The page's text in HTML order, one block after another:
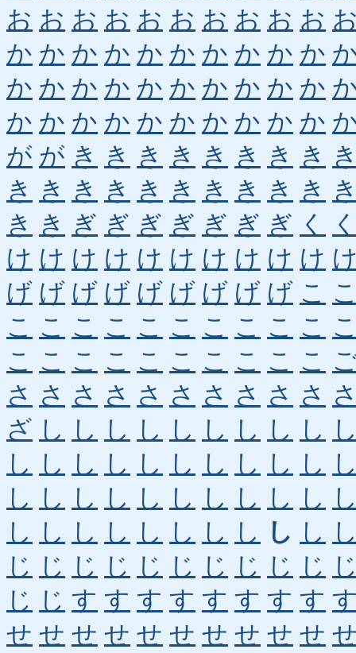
お お お お お お お お お お
か か か か か か か か か か
か か か か か か か か か か
か か か か か か か か か か
が が き き き き き き き き
き き き き き き き き き き
き き ぎ ぎ ぎ ぎ ぎ ぎ ぎ く
け け け け け け け け け け
げ げ げ げ げ げ げ げ げ こ
こ こ こ こ こ こ こ こ こ こ
こ こ こ こ こ こ こ こ こ こ
さ さ さ さ さ さ さ さ さ さ
ざ し し し し し し し し し
し し し し し し し し し し
し し し し し し し し し し
し し し し し し し し し し
じ じ じ じ じ じ じ じ じ じ
じ じ す す す す す す す す
せ せ せ せ せ せ せ せ せ せ